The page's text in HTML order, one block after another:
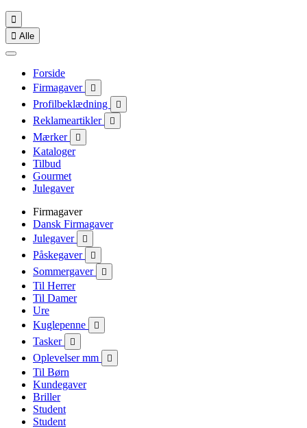

 Alle
Forside
Firmagaver

Profilbeklædning 
Reklameartikler 
Mærker 
Kataloger
Tilbud
Gourmet
Julegaver
Firmagaver
Dansk Firmagaver
Julegaver

Påskegaver 
Sommergaver 
Til Herrer
Til Damer
Ure
Kuglepenne

Tasker 
Oplevelser mm 
Til Børn
Kundegaver
Briller
Student
Student